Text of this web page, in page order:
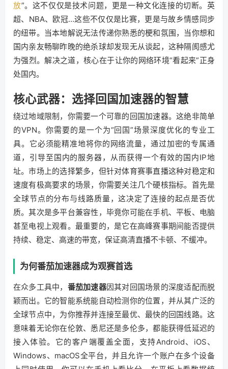
放”。这不仅仅是技术问题，更是一种文化连接的切断。英
超、NBA、欧冠…这些不仅仅是比赛，更是与故乡情感同步
的纽带。当本地解说无法传递你熟悉的梗和氛围，当你想和
国内亲友畅聊昨晚的绝杀球却发现无从谈起，这种隔阂感尤
为强烈。解决之道，核心在于让你的网络环境“看起来”正身
处国内。
核心武器：选择回国加速器的智慧
绕过地域限制，你需要一个可靠的回国加速器。这绝非简单
的VPN。你需要的是一个为“回国”场景深度优化的专业工
具。它必须能精准地将你的网络流量，通过加密的专属通
道，引导至国内的服务器，从而获得一个有效的国内IP地
址。市场上的选择繁多，但针对体育赛事直播这种对稳定和
速度有极高要求的场景，你需要关注几个硬核指标。首先是
全球节点的分布与线路质量，这决定了连接的起点是否优
质。其次是多平台兼容性，毕竟你可能在手机、平板、电脑
甚至电视上观看。最重要的，是它在高峰赛事期间能否提供
持续、稳定、高速的带宽，保证高清直播不卡顿、不缓冲。
为何番茄加速器成为观赛首选
在众多工具中， 番茄加速器因其对回国场景的深度适配而脱
颖而出。它的智能系统能自动检测你的位置，并从其广泛的
全球节点中，为你推荐并连接至最优、最快的回国线路。这
意味着无论你在伦敦、悉尼还是多伦多，都能获得低延迟的
接入体验。它的客户端覆盖全面，支持Android、iOS、
Windows、macOS全平台，并且允许一个账户在多个设备